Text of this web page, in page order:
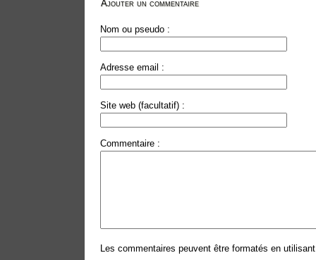
Ajouter un commentaire
Nom ou pseudo :
Adresse email :
Site web (facultatif) :
Commentaire :
Les commentaires peuvent être formatés en